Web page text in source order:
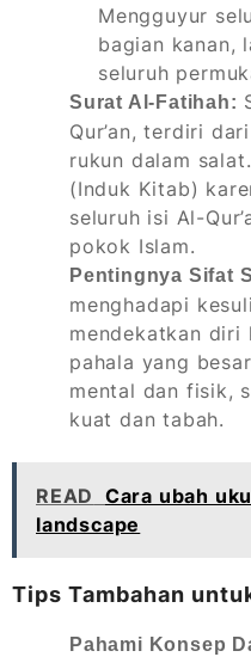
Mengguyur
bagian kanan,
seluruh
Surat Al-Fatihah:
Qur’an, terdiri
rukun dalam
(Induk Kitab)
seluruh isi Al-
pokok Islam.
Pentingnya Sifat
menghadapi
mendekatkan diri
pahala yang
mental dan fisik,
kuat dan tabah.
READ Cara ubah
landscape
Tips Tambahan
Pahami Konsep